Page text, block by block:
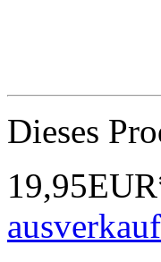
Dieses